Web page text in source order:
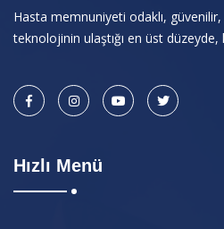
Hasta memnuniyeti odaklı,
teknolojinin ulaştığı en üst
Hızlı Menü